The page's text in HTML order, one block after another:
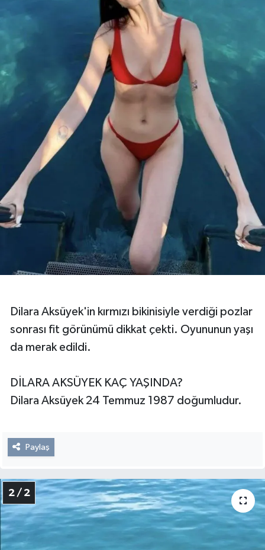
Dilara Aksüyek'in kırmızı bikinisiyle verdiği pozlar
sonrası fit görünümü dikkat çekti. Oyununun yaşı
da merak edildi.
DİLARA AKSÜYEK KAÇ YAŞINDA?
Dilara Aksüyek 24 Temmuz 1987 doğumludur.
Paylaş
2 / 2